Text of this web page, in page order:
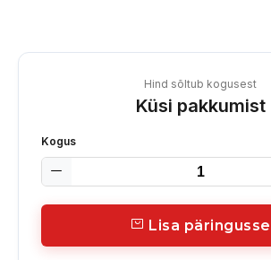
Hind sõltub kogusest
Küsi pakkumist
Kogus
Lisa päringusse